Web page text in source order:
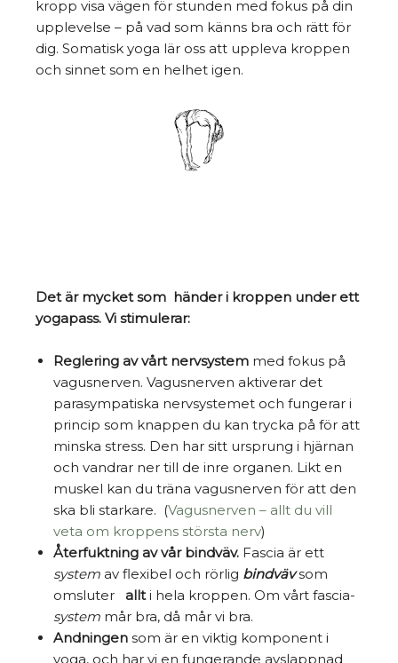
kropp visa vägen för stunden med fokus på din
upplevelse – på vad som känns bra och rätt för
dig. Somatisk yoga lär oss att uppleva kroppen
och sinnet som en helhet igen.
Det är mycket som händer i kroppen under ett
yogapass. Vi stimulerar:
Reglering av vårt nervsystem med fokus på
vagusnerven. Vagusnerven aktiverar det
parasympatiska nervsystemet och fungerar i
princip som knappen du kan trycka på för att
minska stress. Den har sitt ursprung i hjärnan
och vandrar ner till de inre organen. Likt en
muskel kan du träna vagusnerven för att den
ska bli starkare. (Vagusnerven – allt du vill
veta om kroppens största nerv)
Återfuktning av vår bindväv. Fascia är ett
system av flexibel och rörlig bindvävsom
omsluter allti hela kroppen. Om vårt fascia-
system mår bra, då mår vi bra.
Andningen som är en viktig komponent i
yoga, och har vi en fungerande avslappnad